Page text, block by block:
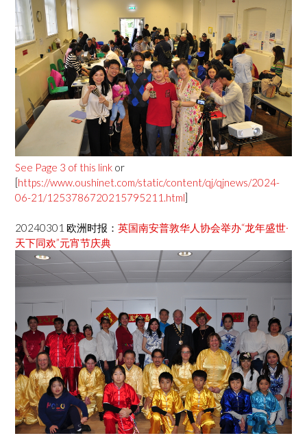
See Page 3 of this link or
[https://www.oushinet.com/static/content/qj/qjnews/2024-
06-21/1253786720215795211.html]
20240301 欧洲时报： 英国南安普敦华人协会举办“龙年盛世·
天下同欢”元宵节庆典